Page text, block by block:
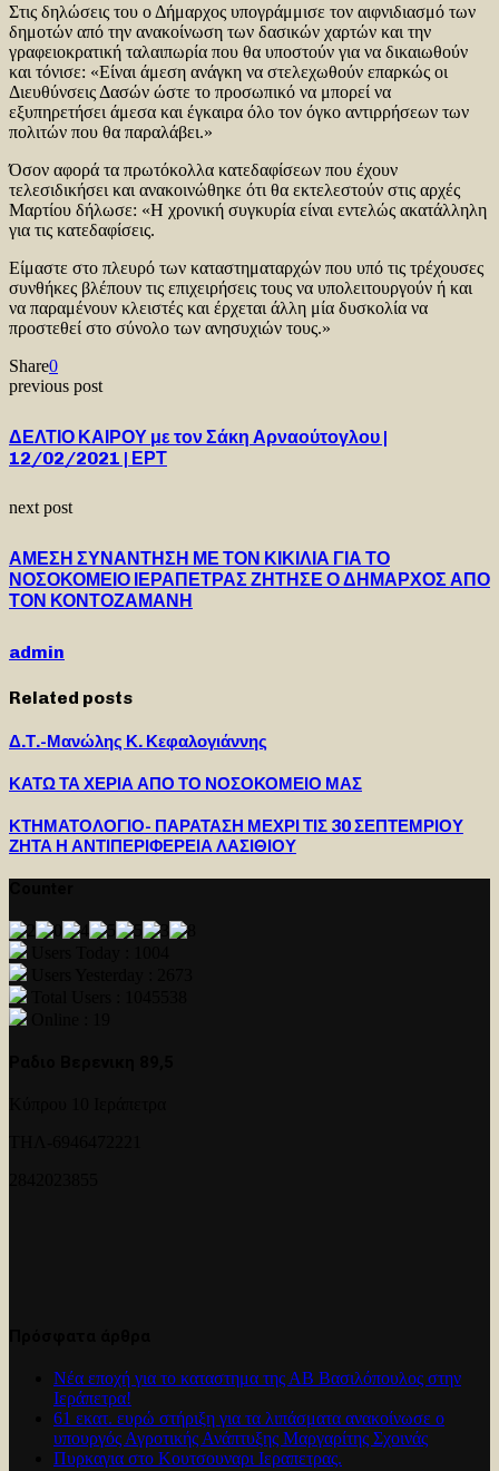
Στις δηλώσεις του ο Δήμαρχος υπογράμμισε τον αιφνιδιασμό των
δημοτών από την ανακοίνωση των δασικών χαρτών και την
γραφειοκρατική ταλαιπωρία που θα υποστούν για να δικαιωθούν
και τόνισε: «Είναι άμεση ανάγκη να στελεχωθούν επαρκώς οι
Διευθύνσεις Δασών ώστε το προσωπικό να μπορεί να
εξυπηρετήσει άμεσα και έγκαιρα όλο τον όγκο αντιρρήσεων των
πολιτών που θα παραλάβει.»
Όσον αφορά τα πρωτόκολλα κατεδαφίσεων που έχουν
τελεσιδικήσει και ανακοινώθηκε ότι θα εκτελεστούν στις αρχές
Μαρτίου δήλωσε: «Η χρονική συγκυρία είναι εντελώς ακατάλληλη
για τις κατεδαφίσεις.
Είμαστε στο πλευρό των καταστηματαρχών που υπό τις τρέχουσες
συνθήκες βλέπουν τις επιχειρήσεις τους να υπολειτουργούν ή και
να παραμένουν κλειστές και έρχεται άλλη μία δυσκολία να
προστεθεί στο σύνολο των ανησυχιών τους.»
Share0
previous post
ΔΕΛΤΙΟ ΚΑΙΡΟΥ με τον Σάκη Αρναούτογλου |
12/02/2021 | ΕΡΤ
next post
ΑΜΕΣΗ ΣΥΝΑΝΤΗΣΗ ΜΕ ΤΟΝ ΚΙΚΙΛΙΑ ΓΙΑ ΤΟ
ΝΟΣΟΚΟΜΕΙΟ ΙΕΡΑΠΕΤΡΑΣ ΖΗΤΗΣΕ Ο ΔΗΜΑΡΧΟΣ ΑΠΟ
ΤΟΝ ΚΟΝΤΟΖΑΜΑΝΗ
admin
Related posts
Δ.Τ.-Μανώλης Κ. Κεφαλογιάννης
ΚΑΤΩ ΤΑ ΧΕΡΙΑ ΑΠΟ ΤΟ ΝΟΣΟΚΟΜΕΙΟ ΜΑΣ
ΚΤΗΜΑΤΟΛΟΓΙΟ- ΠΑΡΑΤΑΣΗ ΜΕΧΡΙ ΤΙΣ 30 ΣΕΠΤΕΜΡΙΟΥ
ΖΗΤΑ Η ΑΝΤΙΠΕΡΙΦΕΡΕΙΑ ΛΑΣΙΘΙΟΥ
Νέα εποχή για το καταστημα της ΑΒ Βασιλόπουλος στην
Ιεράπετρα!
61 εκατ. ευρώ στήριξη για τα λιπάσματα ανακοίνωσε ο
υπουργός Αγροτικής Ανάπτυξης Μαργαρίτης Σχοινάς
Πυρκαγια στο Κουτσουναρι Ιεραπετρας.